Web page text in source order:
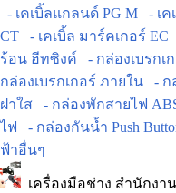
- เคเบิ้ลแกลนด์ PG M
- เ
CT
- เคเบิ้ล มาร์คเกอร์ EC
ร้อน ฮีทซิงค์
- กล่องเบรกเ
กล่องเบรกเกอร์ ภายใน
- ก
ฝาใส
- กล่องพักสายไฟ
ไฟ
- กล่องกันน้ำ Push
ฟ้าอื่นๆ
เครื่องมือช่าง สำนักงา